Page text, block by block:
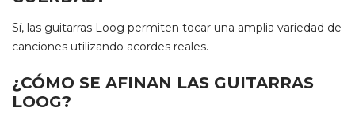
Sí, las guitarras Loog permiten tocar una amplia variedad de
canciones utilizando acordes reales.
¿CÓMO SE AFINAN LAS GUITARRAS
LOOG?